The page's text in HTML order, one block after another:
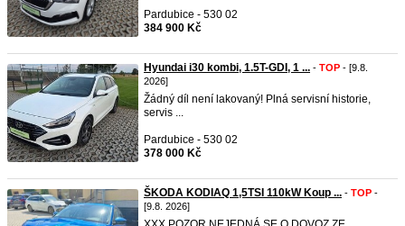
Pardubice - 530 02
384 900 Kč
Hyundai i30 kombi, 1.5T-GDI, 1 ... - TOP - [9.8.
2026]
Žádný díl není lakovaný! Plná servisní historie,
servis ...
Pardubice - 530 02
378 000 Kč
ŠKODA KODIAQ 1,5TSI 110kW Koup ... - TOP -
[9.8. 2026]